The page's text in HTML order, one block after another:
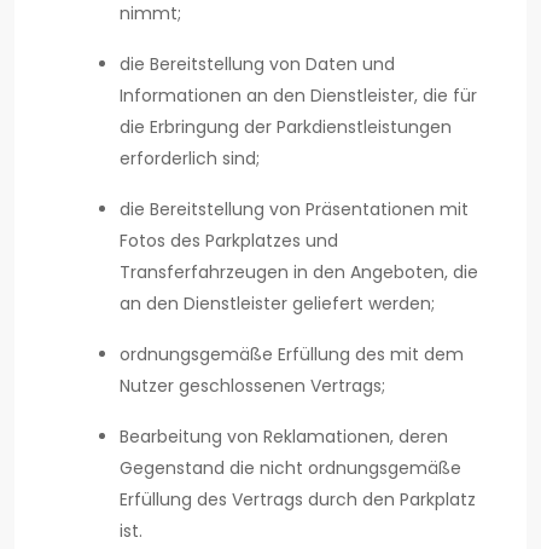
nimmt;
die Bereitstellung von Daten und
Informationen an den Dienstleister, die für
die Erbringung der Parkdienstleistungen
erforderlich sind;
die Bereitstellung von Präsentationen mit
Fotos des Parkplatzes und
Transferfahrzeugen in den Angeboten, die
an den Dienstleister geliefert werden;
ordnungsgemäße Erfüllung des mit dem
Nutzer geschlossenen Vertrags;
Bearbeitung von Reklamationen, deren
Gegenstand die nicht ordnungsgemäße
Erfüllung des Vertrags durch den Parkplatz
ist.